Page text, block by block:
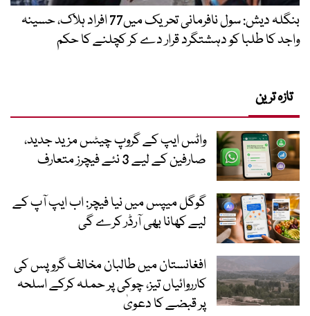
بنگلہ دیش: سول نافرمانی تحریک میں77 افراد ہلاک، حسینہ
واجد کا طلبا کو دہشتگرد قرار دے کر کچلنے کا حکم
تازہ ترین
واٹس ایپ کے گروپ چیٹس مزید جدید،
صارفین کے لیے 3 نئے فیچرز متعارف
گوگل میپس میں نیا فیچر: اب ایپ آپ کے
لیے کھانا بھی آرڈر کرے گی
افغانستان میں طالبان مخالف گروپس کی
کارروائیاں تیز، چوکی پر حملہ کرکے اسلحہ
پر قبضے کا دعویٰ